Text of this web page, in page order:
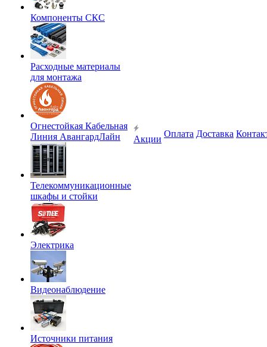
Компоненты СКС
Расходные материалы
для монтажа
Огнестойкая Кабельная
Линия АвангардЛайн
Телекоммуникационные
шкафы и стойки
Электрика
Видеонаблюдение
Источники питания
Акции
Оплата Доставка